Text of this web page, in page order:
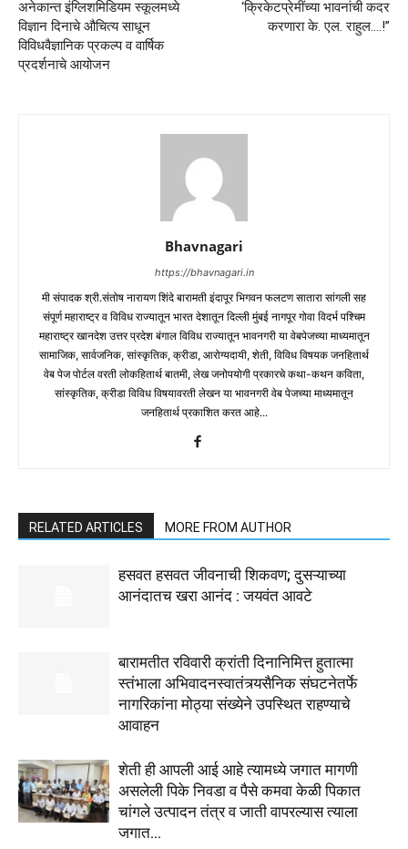
अनेकान्त इंग्लिशमिडियम स्कूलमध्ये
विज्ञान दिनाचे औचित्य साधून
विविधवैज्ञानिक प्रकल्प व वार्षिक
प्रदर्शनाचे आयोजन
‘क्रिकेटप्रेमींच्या भावनांची कदर
करणारा के. एल. राहुल….!”
Bhavnagari
https://bhavnagari.in
मी संपादक श्री.संतोष नारायण शिंदे बारामती इंदापूर भिगवन फलटण सातारा सांगली सह
संपूर्ण महाराष्ट्र व विविध राज्यातून भारत देशातून दिल्ली मुंबई नागपूर गोवा विदर्भ पश्चिम
महाराष्ट्र खानदेश उत्तर प्रदेश बंगाल विविध राज्यातून भावनगरी या वेबपेजच्या माध्यमातून
सामाजिक, सार्वजनिक, सांस्कृतिक, क्रीडा, आरोग्यदायी, शेती, विविध विषयक जनहितार्थ
वेब पेज पोर्टल वरती लोकहितार्थ बातमी, लेख जनोपयोगी प्रकारचे कथा-कथन कविता,
सांस्कृतिक, क्रीडा विविध विषयावरती लेखन या भावनगरी वेब पेजच्या माध्यमातून
जनहितार्थ प्रकाशित करत आहे...
RELATED ARTICLES MORE FROM AUTHOR
हसवत हसवत जीवनाची शिकवण; दुसऱ्याच्या
आनंदातच खरा आनंद : जयवंत आवटे
बारामतीत रविवारी क्रांती दिनानिमित्त हुतात्मा
स्तंभाला अभिवादनस्वातंत्र्यसैनिक संघटनेतर्फे
नागरिकांना मोठ्या संख्येने उपस्थित राहण्याचे
आवाहन
शेती ही आपली आई आहे त्यामध्ये जगात मागणी
असलेली पिके निवडा व पैसे कमवा केळी पिकात
चांगले उत्पादन तंत्र व जाती वापरल्यास त्याला
जगात...